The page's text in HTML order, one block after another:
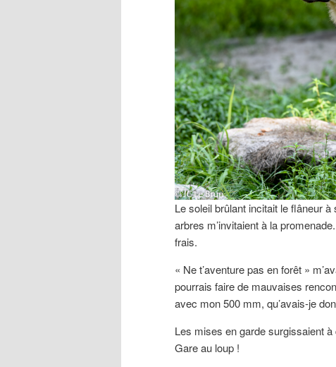
Le soleil brûlant incitait le flâneur
arbres m’invitaient à la
frais.
« Ne t’aventure pas en forêt »
pourrais faire de mauvaises
avec mon 500 mm, qu’avais-je
Les mises en garde surgissaient
Gare au loup !